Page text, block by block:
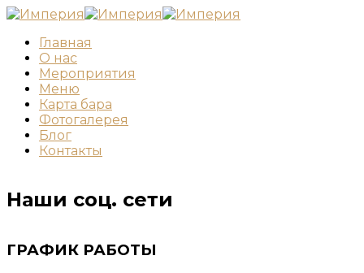
Главная
О нас
Мероприятия
Меню
Карта бара
Фотогалерея
Блог
Контакты
Наши соц. сети
ГРАФИК РАБОТЫ